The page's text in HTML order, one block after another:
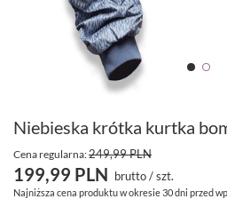
Niebieska krótka kurtka
Cena regularna:249,99 PLN
199,99 PLN brutto/szt.
Najniższa cena produktu w okresie 30 dni przed